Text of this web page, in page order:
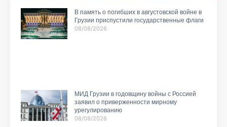
В память о погибших в августовской войне в
Грузии приспустили государственные флаги
08/08/2026
МИД Грузии в годовщину войны с Россией
заявил о приверженности мирному
урегулированию
08/08/2026